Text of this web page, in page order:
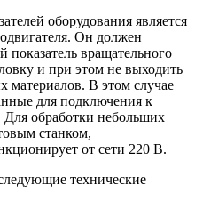
оборудования является
Он должен
показатель вращательного
и при этом не выходить
материалов. В этом случае
для подключения к
Для обработки небольших
станком,
от сети 220 В.
технические